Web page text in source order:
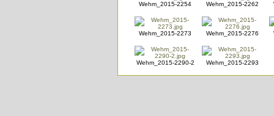
Wehm_2015-2254 Wehm_2015-2262
Wehm_2015-2273 Wehm_2015-2276
Wehm_2015-2290-2 Wehm_2015-2293